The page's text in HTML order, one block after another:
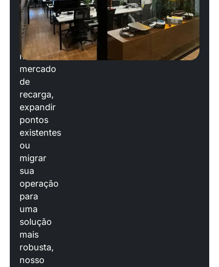
você
está
planejando
entrar
no
mercado
de
recarga,
expandir
pontos
existentes
ou
migrar
sua
operação
para
uma
solução
mais
robusta,
nosso